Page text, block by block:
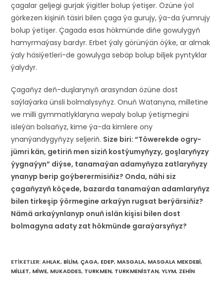
çagalar geljegi gurjak ýigitler bolup ýetişer. Özüne ýol
görkezen kişiniň täsiri bilen çaga ýa gurujy, ýa-da ýumrujy
bolup ýetişer. Çagada esas hökmünde diňe gowulygyň
hamyrmaýasy bardyr. Erbet ýaly görünýän öýke, ar almak
ýaly häsiýetleri-de gowulyga sebäp bolup biljek pyntyklar
ýalydyr.
Çagaňyz deň-duşlarynyň arasyndan özüne dost
saýlaýarka ünsli bolmalysyňyz. Onuň Watanyna, milletine
we milli gymmatlyklaryna wepaly bolup ýetişmegini
isleýän bolsaňyz, kime ýa-da kimlere ony
ynanýandygyňyzy seljeriň. Size biri: “Töwerekde ogry-
jümri kän, getiriň men siziň kostýumyňyzy, goşlaryňyzy
ýygnaýyn” diýse, tanamaýan adamyňyza zatlaryňyzy
ynanyp berip goýberermisiňiz? Onda, nähi siz
çagaňyzyň köçede, bazarda tanamaýan adamlaryňyz
bilen tirkeşip ýörmegine arkaýyn rugsat berýärsiňiz?
Nämä arkaýynlanyp onuň islän kişisi bilen dost
bolmagyna adaty zat hökmünde garaýarsyňyz?
ETIKETLER:AHLAK, BILIM, ÇAGA, EDEP, MASGALA, MASGALA MEKDEBI,
MILLET, MIWE, MUKADDES, TURKMEN, TURKMENISTAN, YLYM, ZEHIN